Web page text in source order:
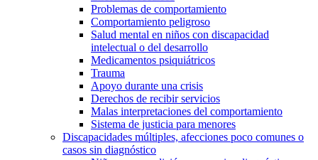
Problemas de comportamiento
Comportamiento peligroso
Salud mental en niños con discapacidad
intelectual o del desarrollo
Medicamentos psiquiátricos
Trauma
Apoyo durante una crisis
Derechos de recibir servicios
Malas interpretaciones del comportamiento
Sistema de justicia para menores
Discapacidades múltiples, afecciones poco comunes o
casos sin diagnóstico